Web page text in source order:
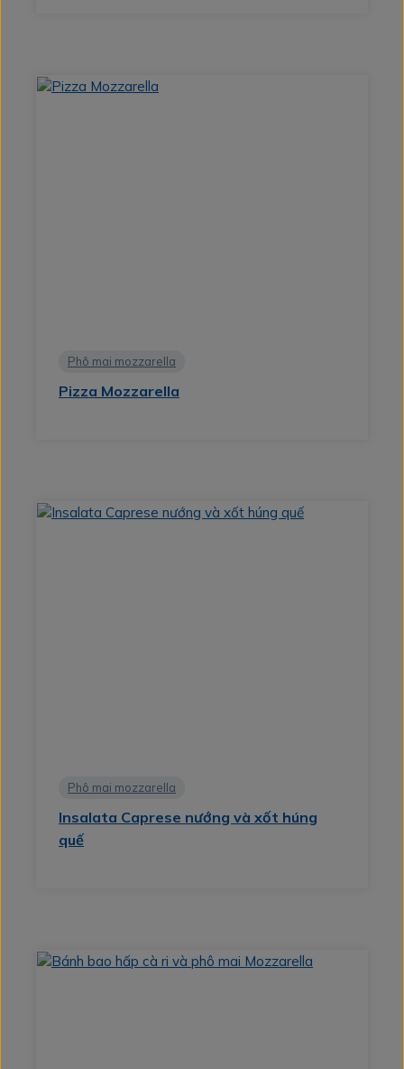
Phô mai mozzarella
Pizza Mozzarella
Phô mai mozzarella
Insalata Caprese nướng và xốt húng
quế